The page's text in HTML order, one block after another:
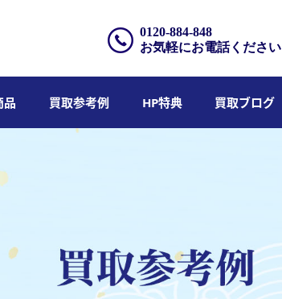
0120-884-848
お気軽にお電話ください
品 買取参考例 HP特典 買取ブログ